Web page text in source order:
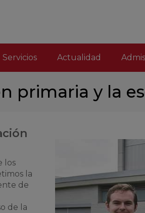
Servicios Actualidad
primaria y la
los
la
de
de la